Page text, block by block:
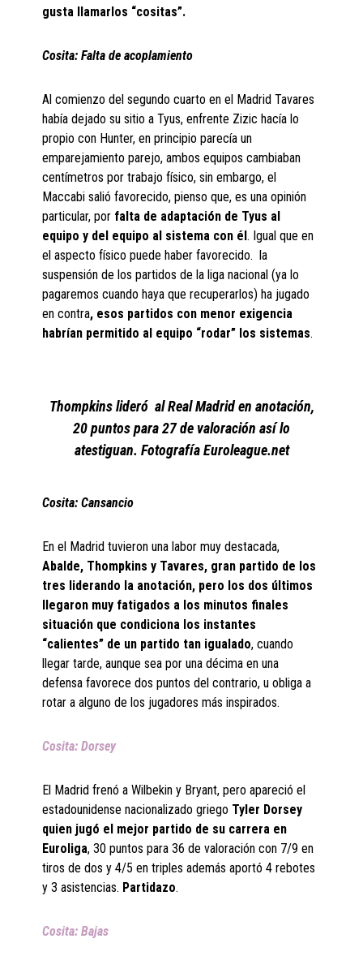
gusta llamarlos “cositas”.
Cosita: Falta de acoplamiento
Al comienzo del segundo cuarto en el Madrid Tavares
había dejado su sitio a Tyus, enfrente Zizic hacía lo
propio con Hunter, en principio parecía un
emparejamiento parejo, ambos equipos cambiaban
centímetros por trabajo físico, sin embargo, el
Maccabi salió favorecido, pienso que, es una opinión
particular, por falta de adaptación de Tyus al
equipo y del equipo al sistema con él. Igual que en
el aspecto físico puede haber favorecido. la
suspensión de los partidos de la liga nacional (ya lo
pagaremos cuando haya que recuperarlos) ha jugado
en contra, esos partidos con menor exigencia
habrían permitido al equipo “rodar” los sistemas.
Thompkins lideró al Real Madrid en anotación,
20 puntos para 27 de valoración así lo
atestiguan. Fotografía Euroleague.net
Cosita: Cansancio
En el Madrid tuvieron una labor muy destacada,
Abalde, Thompkins y Tavares, gran partido de los
tres liderando la anotación, pero los dos últimos
llegaron muy fatigados a los minutos finales
situación que condiciona los instantes
“calientes” de un partido tan igualado, cuando
llegar tarde, aunque sea por una décima en una
defensa favorece dos puntos del contrario, u obliga a
rotar a alguno de los jugadores más inspirados.
Cosita: Dorsey
El Madrid frenó a Wilbekin y Bryant, pero apareció el
estadounidense nacionalizado griego Tyler Dorsey
quien jugó el mejor partido de su carrera en
Euroliga, 30 puntos para 36 de valoración con 7/9 en
tiros de dos y 4/5 en triples además aportó 4 rebotes
y 3 asistencias. Partidazo.
Cosita: Bajas